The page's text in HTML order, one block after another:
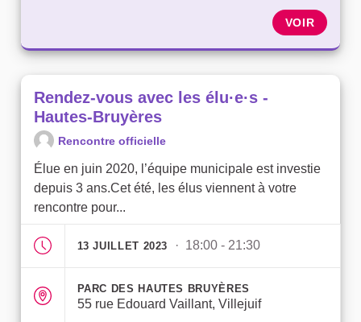
VOIR
Rendez-vous avec les élu·e·s -
Hautes-Bruyères
Rencontre officielle
Élue en juin 2020, l’équipe municipale est investie
depuis 3 ans.Cet été, les élus viennent à votre
rencontre pour...
13 JUILLET 2023 · 18:00 - 21:30
PARC DES HAUTES BRUYÈRES
55 rue Edouard Vaillant, Villejuif